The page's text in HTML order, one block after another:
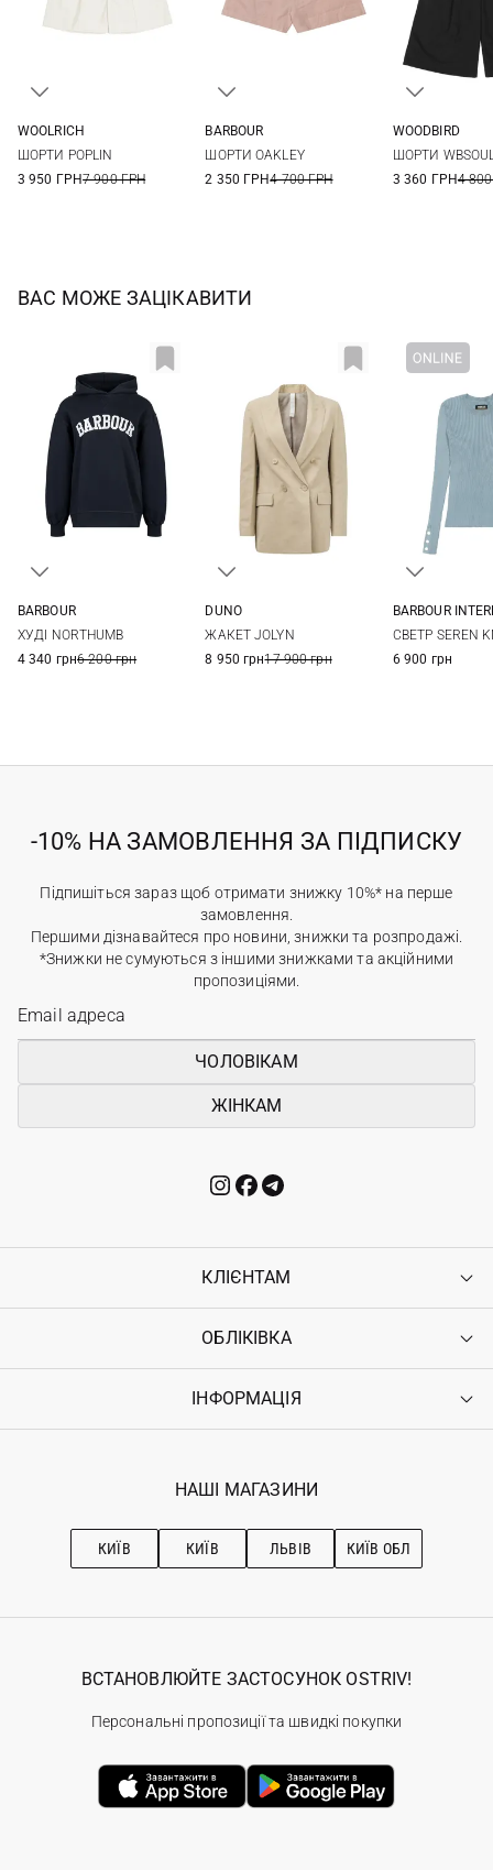
WOOLRICH
ШОРТИ POPLIN
3 950 ГРН7 900 ГРН
BARBOUR
ШОРТИ OAKLEY
2 350 ГРН4 700 ГРН
WOODBIRD
ШОРТИ
3 360 ГРН4
ВАС МОЖЕ ЗАЦІКАВИТИ
BARBOUR
ХУДІ NORTHUMB
4 340 грн6 200 грн
DUNO
ЖАКЕТ JOLYN
8 950 грн17 900 грн
BARBOUR
СВЕТР SEREN
6 900 грн
-10% НА ЗАМОВЛЕННЯ ЗА ПІДПИСКУ
Підпишіться зараз щоб отримати знижку 10%* на перше
замовлення.
Першими дізнавайтеся про новини, знижки та розпродажі.
*Знижки не сумуються з іншими знижками та акційними
пропозиціями.
ЧОЛОВІКАМ
ЖІНКАМ
КЛІЄНТАМ
Контакти
Повернення
Гарантія
ОБЛІКІВКА
Увійти
Ostriv Club+
ІНФОРМАЦІЯ
Наші магазини
Рекомендації з догляду
НАШІ МАГАЗИНИ
КИЇВ КИЇВ ЛЬВІВ КИЇВ ОБЛ
ВСТАНОВЛЮЙТЕ ЗАСТОСУНОК OSTRIV!
Персональні пропозиції та швидкі покупки